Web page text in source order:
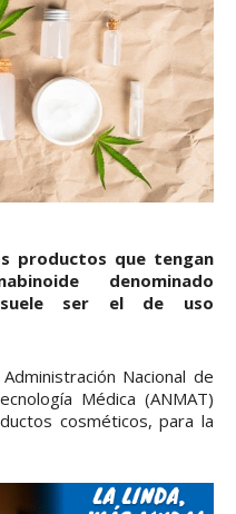
productos que tengan
denominado
suele ser el de uso
Nacional de
Médica (ANMAT)
cosméticos, para la